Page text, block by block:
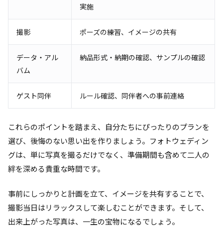
実施
撮影 ポーズの練習、イメージの共有
データ・アル
バム
納品形式・納期の確認、サンプルの確認
ゲスト同伴 ルール確認、同伴者への事前連絡
これらのポイントを踏まえ、自分たちにぴったりのプランを
選び、後悔のない思い出を作りましょう。フォトウェディン
グは、単に写真を撮るだけでなく、準備期間も含めて二人の
絆を深める貴重な時間です。
事前にしっかりと計画を立て、イメージを共有することで、
撮影当日はリラックスして楽しむことができます。そして、
出来上がった写真は、一生の宝物になるでしょう。